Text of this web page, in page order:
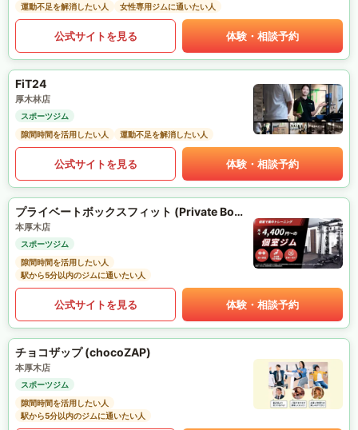
運動不足を解消したい人
女性専用ジムに通いたい人
公式サイトを見る 体験・相談予約
FiT24
厚木林店
スポーツジム
隙間時間を活用したい人
運動不足を解消したい人
公式サイトを見る 体験・相談予約
プライベートボックスフィット (Private Box Fit)
本厚木店
スポーツジム
隙間時間を活用したい人
駅から5分以内のジムに通いたい人
公式サイトを見る 体験・相談予約
チョコザップ (chocoZAP)
本厚木店
スポーツジム
隙間時間を活用したい人
駅から5分以内のジムに通いたい人